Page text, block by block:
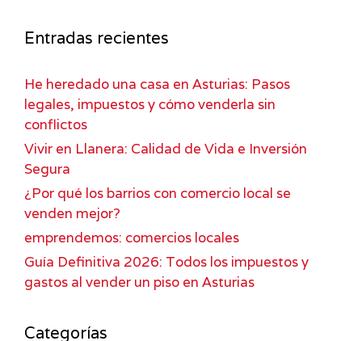
Entradas recientes
He heredado una casa en Asturias: Pasos
legales, impuestos y cómo venderla sin
conflictos
Vivir en Llanera: Calidad de Vida e Inversión
Segura
¿Por qué los barrios con comercio local se
venden mejor?
emprendemos: comercios locales
Guía Definitiva 2026: Todos los impuestos y
gastos al vender un piso en Asturias
Categorías